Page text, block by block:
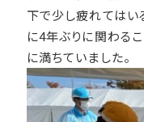
下で少し疲れてはい
に4年ぶりに関わる
に満ちていました。